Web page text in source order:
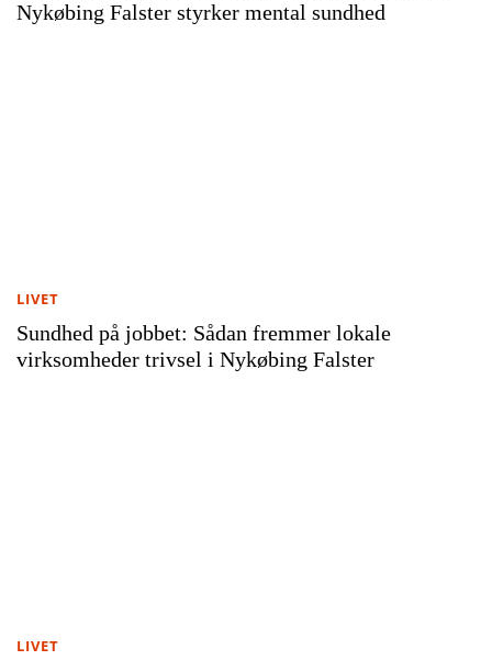
Nykøbing Falster styrker mental sundhed
Sundhed på jobbet: Sådan fremmer lokale
virksomheder trivsel i Nykøbing Falster
LIVET
LIVET